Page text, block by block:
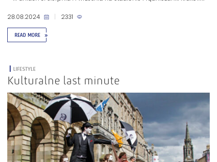
READ MORE »
28.08.2024 2331
LIFESTYLE
Kulturalne last minute